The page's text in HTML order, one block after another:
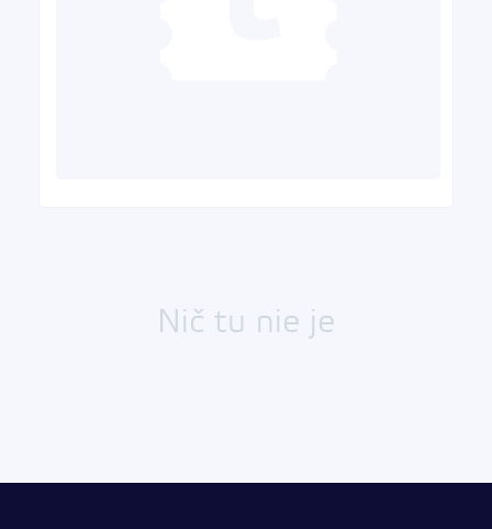
Nič tu nie je